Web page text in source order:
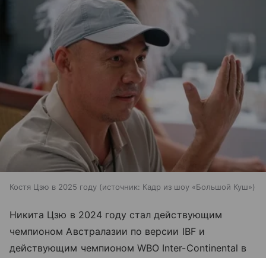
Костя Цзю в 2025 году источник: Кадр из шоу «Большой Куш»
Никита Цзю в 2024 году стал действующим
чемпионом Австралазии по версии IBF и
действующим чемпионом WBO Inter-Continental в